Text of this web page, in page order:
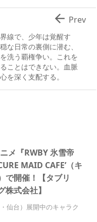
線で、少年は覚醒す
な日常の裏側に潜む、
洗う覇権争い。これを
ことはできない。血脈
を深く支配する。
 Prev
メ『RWBY 氷雪帝
MAID CAFE’（キ
で開催！【タブリ
株式会社】
仙台）展開中のキャラク